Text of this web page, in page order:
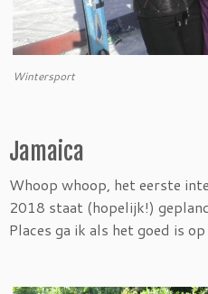
Wintersport
Jamaica
Whoop whoop, het eerste
2018 staat (hopelijk!)
Places ga ik als het goed is